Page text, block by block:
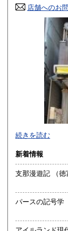
高知県
店舗へのお
最寄駅：神保町駅
営業時間：
定休日：年中
書籍の買取につ
まずは、フリ
い。
続きを読む
新着情報
支那漫